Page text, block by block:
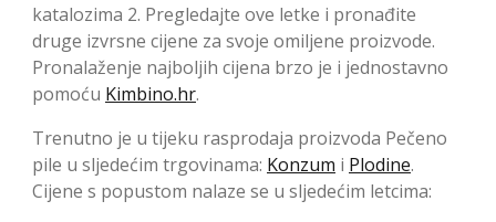
katalozima 2. Pregledajte ove letke i pronađite
druge izvrsne cijene za svoje omiljene proizvode.
Pronalaženje najboljih cijena brzo je i jednostavno
pomoću Kimbino.hr.
Trenutno je u tijeku rasprodaja proizvoda Pečeno
pile u sljedećim trgovinama: Konzum i Plodine.
Cijene s popustom nalaze se u sljedećim letcima: